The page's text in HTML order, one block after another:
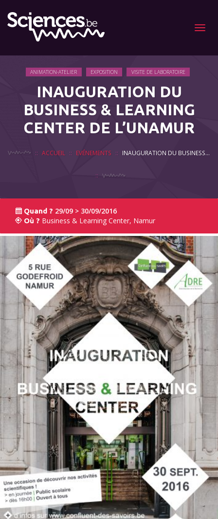
Menu
ANIMATION-ATELIER EXPOSITION VISITE DE LABORATOIRE
INAUGURATION DU
BUSINESS & LEARNING
CENTER DE L’UNAMUR
ACCUEIL EVÉNEMENTS INAUGURATION DU BUSINESS & LEARNING CENTER DE L’UNAMUR
Quand ? 29/09 > 30/09/2016
Où ? Business & Learning Center, Namur